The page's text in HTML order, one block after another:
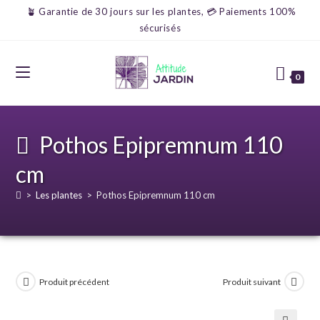
🪴 Garantie de 30 jours sur les plantes, 💳 Paiements 100%
sécurisés
0
Pothos Epipremnum 110
cm
> Les plantes > Pothos Epipremnum 110 cm
Produit précédent Produit suivant